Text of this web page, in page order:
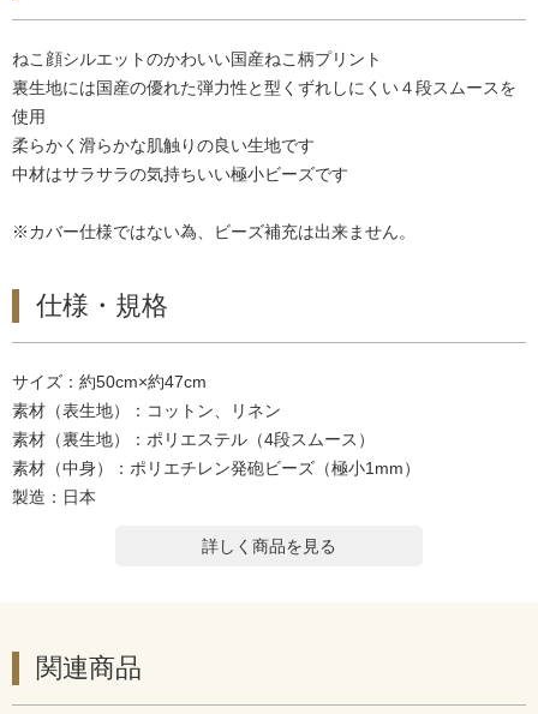
ねこ顔シルエットのかわいい国産ねこ柄プリント
裏生地には国産の優れた弾力性と型くずれしにくい４段スムースを
使用
柔らかく滑らかな肌触りの良い生地です
中材はサラサラの気持ちいい極小ビーズです
※カバー仕様ではない為、ビーズ補充は出来ません。
仕様・規格
サイズ：約50cm×約47cm
素材（表生地）：コットン、リネン
素材（裏生地）：ポリエステル（4段スムース）
素材（中身）：ポリエチレン発砲ビーズ（極小1mm）
製造：日本
詳しく商品を見る
関連商品